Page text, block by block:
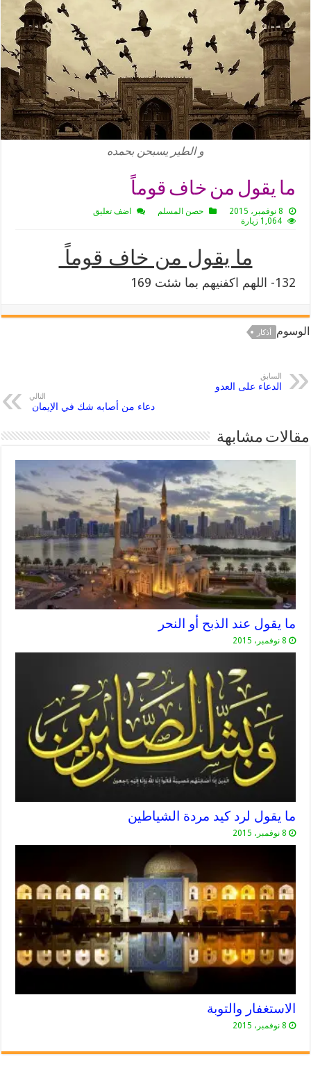
و الطير يسبحن بحمده
ما يقول من خاف قوماً
8 نوفمبر، 2015 حصن المسلم
اضف تعليق
1,064 زيارة
ما يقول من خاف قوماً
132- اللهم اكفنيهم بما شئت 169
الوسوم أذكار
السابق
الدعاء على العدو
التالي
دعاء من أصابه شك في الإيمان
مقالات مشابهة
ما يقول عند الذبح أو النحر
8 نوفمبر، 2015
ما يقول لرد كيد مردة الشياطين
8 نوفمبر، 2015
الاستغفار والتوبة
8 نوفمبر، 2015